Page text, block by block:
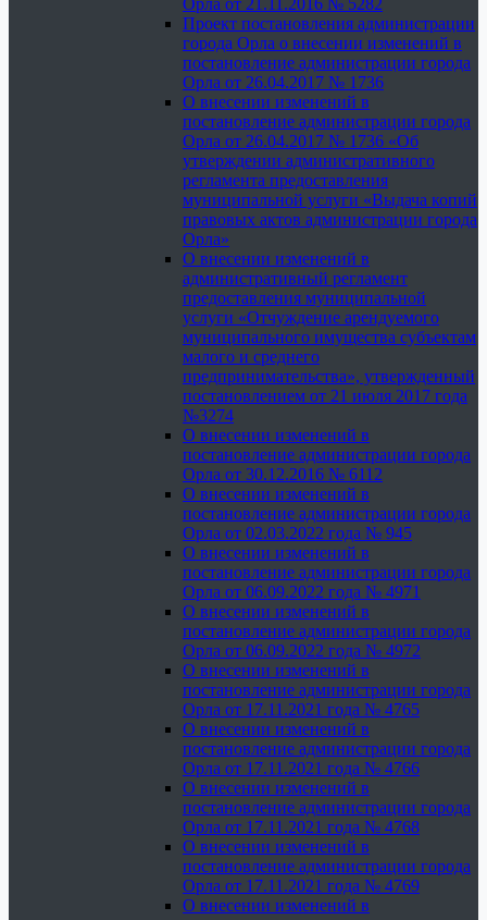
Орла от 21.11.2016 № 5282
Проект постановления администрации
города Орла о внесении изменений в
постановление администрации города
Орла от 26.04.2017 № 1736
О внесении изменений в
постановление администрации города
Орла от 26.04.2017 № 1736 «Об
утверждении административного
регламента предоставления
муниципальной услуги «Выдача копий
правовых актов администрации города
Орла»
О внесении изменений в
административный регламент
предоставления муниципальной
услуги «Отчуждение арендуемого
муниципального имущества субъектам
малого и среднего
предпринимательства», утвержденный
постановлением от 21 июля 2017 года
№3274
О внесении изменений в
постановление администрации города
Орла от 30.12.2016 № 6112
О внесении изменений в
постановление администрации города
Орла от 02.03.2022 года № 945
О внесении изменений в
постановление администрации города
Орла от 06.09.2022 года № 4971
О внесении изменений в
постановление администрации города
Орла от 06.09.2022 года № 4972
О внесении изменений в
постановление администрации города
Орла от 17.11.2021 года № 4765
О внесении изменений в
постановление администрации города
Орла от 17.11.2021 года № 4766
О внесении изменений в
постановление администрации города
Орла от 17.11.2021 года № 4768
О внесении изменений в
постановление администрации города
Орла от 17.11.2021 года № 4769
О внесении изменений в